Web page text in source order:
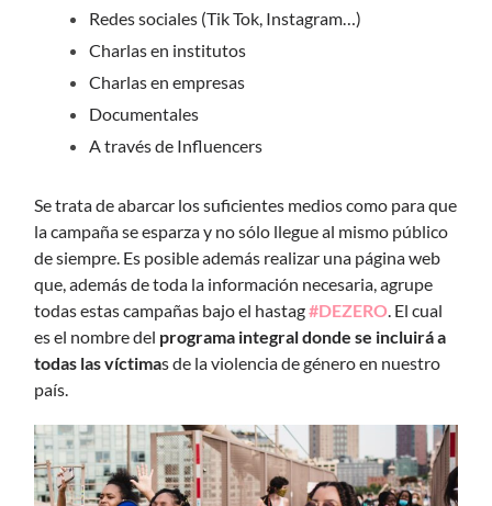
Redes sociales (Tik Tok, Instagram…)
Charlas en institutos
Charlas en empresas
Documentales
A través de Influencers
Se trata de abarcar los suficientes medios como para que
la campaña se esparza y no sólo llegue al mismo público
de siempre. Es posible además realizar una página web
que, además de toda la información necesaria, agrupe
todas estas campañas bajo el hastag#DEZERO . El cual
es el nombre del programa integral donde se incluirá a
todas las víctimas de la violencia de género en nuestro
país.